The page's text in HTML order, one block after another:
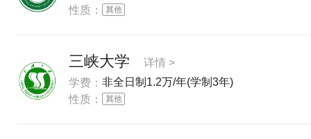
性质：
三峡大学
详情 >
学费： 非全日制1.2万/年(学制3年)
性质：